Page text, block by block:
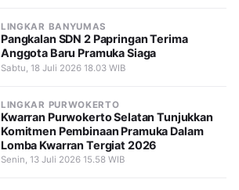
LINGKAR BANYUMAS
Pangkalan SDN 2 Papringan Terima
Anggota Baru Pramuka Siaga
Sabtu, 18 Juli 2026 18.03 WIB
LINGKAR PURWOKERTO
Kwarran Purwokerto Selatan Tunjukkan
Komitmen Pembinaan Pramuka Dalam
Lomba Kwarran Tergiat 2026
Senin, 13 Juli 2026 15.58 WIB